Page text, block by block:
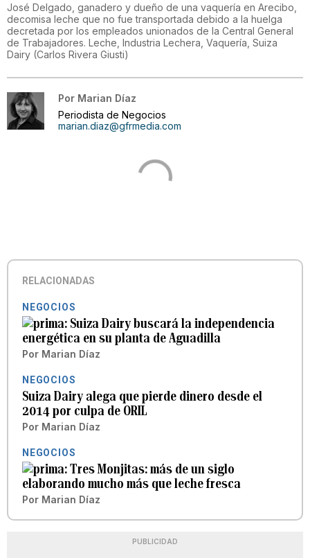
José Delgado, ganadero y dueño de una vaquería en Arecibo,
decomisa leche que no fue transportada debido a la huelga
decretada por los empleados unionados de la Central General
de Trabajadores. Leche, Industria Lechera, Vaquería, Suiza
Dairy (Carlos Rivera Giusti)
Por Marian Díaz
Periodista de Negocios
marian.diaz@gfrmedia.com
RELACIONADAS
NEGOCIOS
Suiza Dairy buscará la independencia
energética en su planta de Aguadilla
Por Marian Díaz
NEGOCIOS
Suiza Dairy alega que pierde dinero desde el
2014 por culpa de ORIL
Por Marian Díaz
NEGOCIOS
Tres Monjitas: más de un siglo
elaborando mucho más que leche fresca
Por Marian Díaz
PUBLICIDAD